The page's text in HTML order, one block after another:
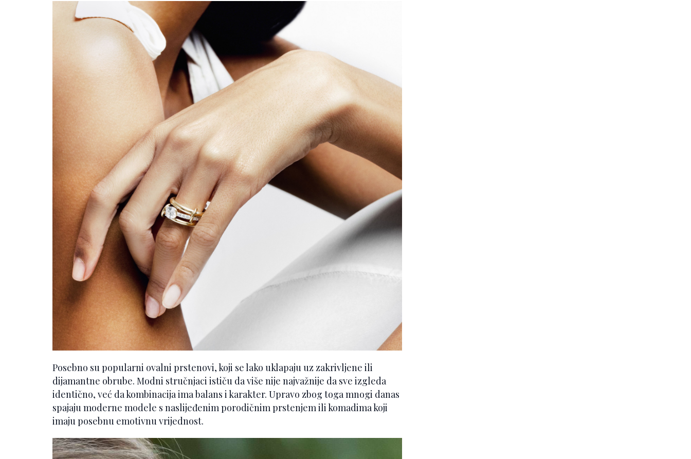
Posebno su popularni ovalni prstenovi, koji se lako uklapaju uz zakrivljene ili
dijamantne obrube. Modni stručnjaci ističu da više nije najvažnije da sve izgleda
identično, već da kombinacija ima balans i karakter. Upravo zbog toga mnogi danas
spajaju moderne modele s naslijeđenim porodičnim prstenjem ili komadima koji
imaju posebnu emotivnu vrijednost.